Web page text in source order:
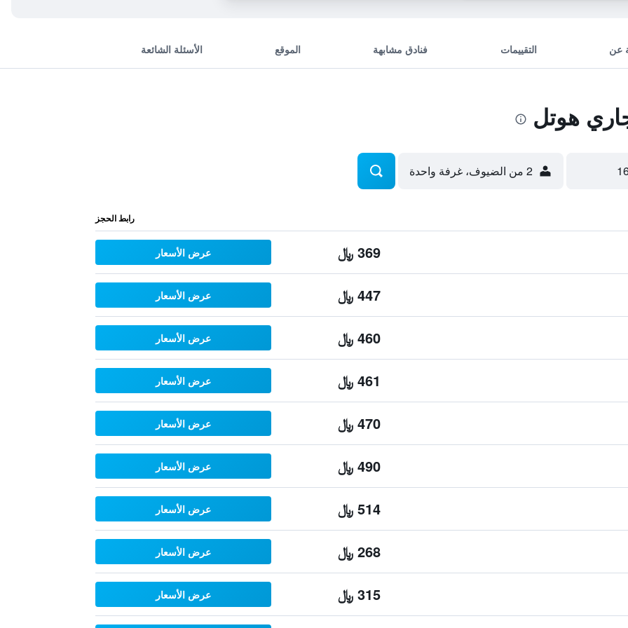
عن التقييمات فنادق مشابهة الموقع الأسئلة الشائعة
هوتل
2 من الضيوف، غرفة واحدة
رابط الحجز
369 ﷼ عرض الأسعار
447 ﷼ عرض الأسعار
460 ﷼ عرض الأسعار
461 ﷼ عرض الأسعار
470 ﷼ عرض الأسعار
490 ﷼ عرض الأسعار
514 ﷼ عرض الأسعار
268 ﷼ عرض الأسعار
315 ﷼ عرض الأسعار